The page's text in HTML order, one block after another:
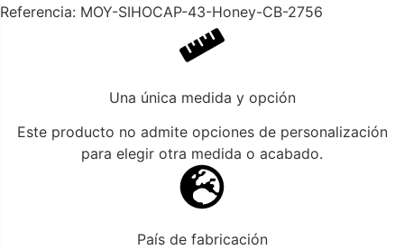
Referencia: MOY-SIHOCAP-43-Honey-CB-2756
Una única medida y opción
Este producto no admite opciones de personalización
para elegir otra medida o acabado.
País de fabricación